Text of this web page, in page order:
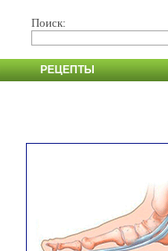
Поиск:
РЕЦЕПТЫ